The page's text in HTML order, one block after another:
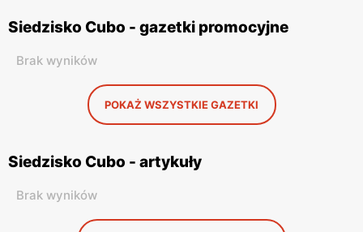
Siedzisko Cubo - gazetki promocyjne
Brak wyników
POKAŻ WSZYSTKIE GAZETKI
Siedzisko Cubo - artykuły
Brak wyników